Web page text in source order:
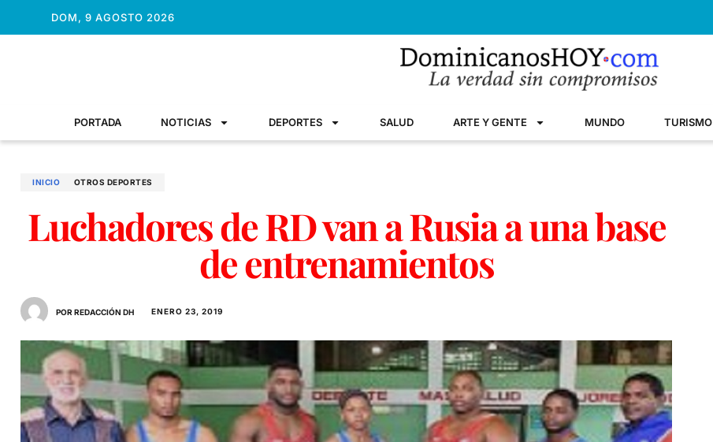
DOM, 9 AGOSTO 2026
PORTADA NOTICIAS DEPORTES SALUD ARTE Y GENTE MUNDO TURISMO
INICIO OTROS DEPORTES
Luchadores de RD van a Rusia a una base
de entrenamientos
POR REDACCIÓN DH ENERO 23, 2019